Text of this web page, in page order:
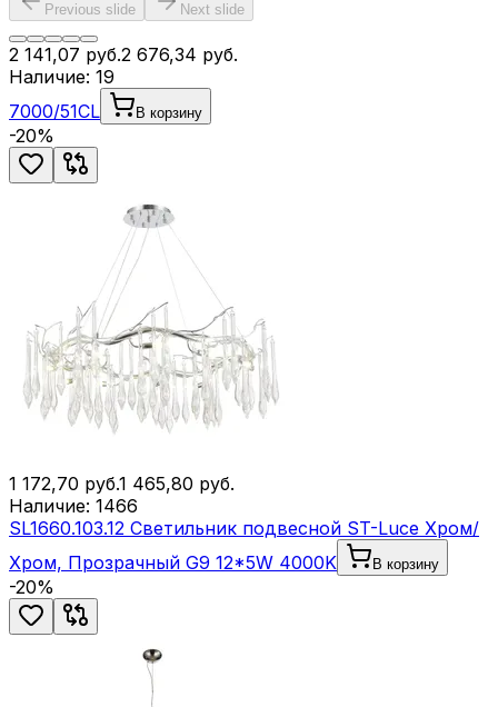
Previous slide Next slide
2 141,07 руб.2 676,34 руб.
Наличие: 19
7000/51CL
В корзину
-20%
1 172,70 руб.1 465,80 руб.
Наличие: 1466
SL1660.103.12 Светильник подвесной ST-Luce Хром/
Хром, Прозрачный G9 12*5W 4000K
В корзину
-20%